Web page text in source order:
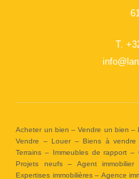
T.
Acheter un bien – Vendre un bien –
Vendre – Louer – Biens à
Terrains – Immeubles de rapport
Projets neufs – Agent
Expertises immobilières – Agence